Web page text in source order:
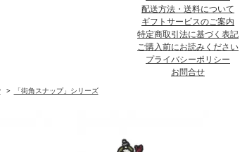
配送方法・送料について
ギフトサービスのご案内
特定商取引法に基づく表記
ご購入前にお読みください
プライバシーポリシー
お問合せ
> 「街角スナップ」シリーズ